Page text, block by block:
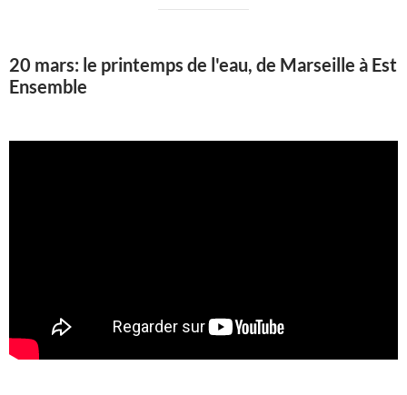
20 mars: le printemps de l'eau, de Marseille à Est
Ensemble